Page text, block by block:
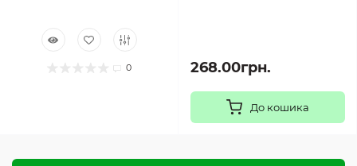
0 268.00грн.
До кошика